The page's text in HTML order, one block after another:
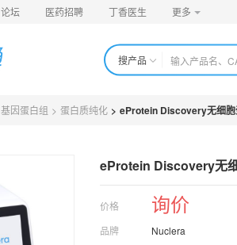
论坛 医药招聘 丁香医生 更多
搜产品
基因蛋白组 > 蛋白质纯化 > eProtein Discovery无细胞
eProtein Discovery无
价格 询价
品牌
Nuclera